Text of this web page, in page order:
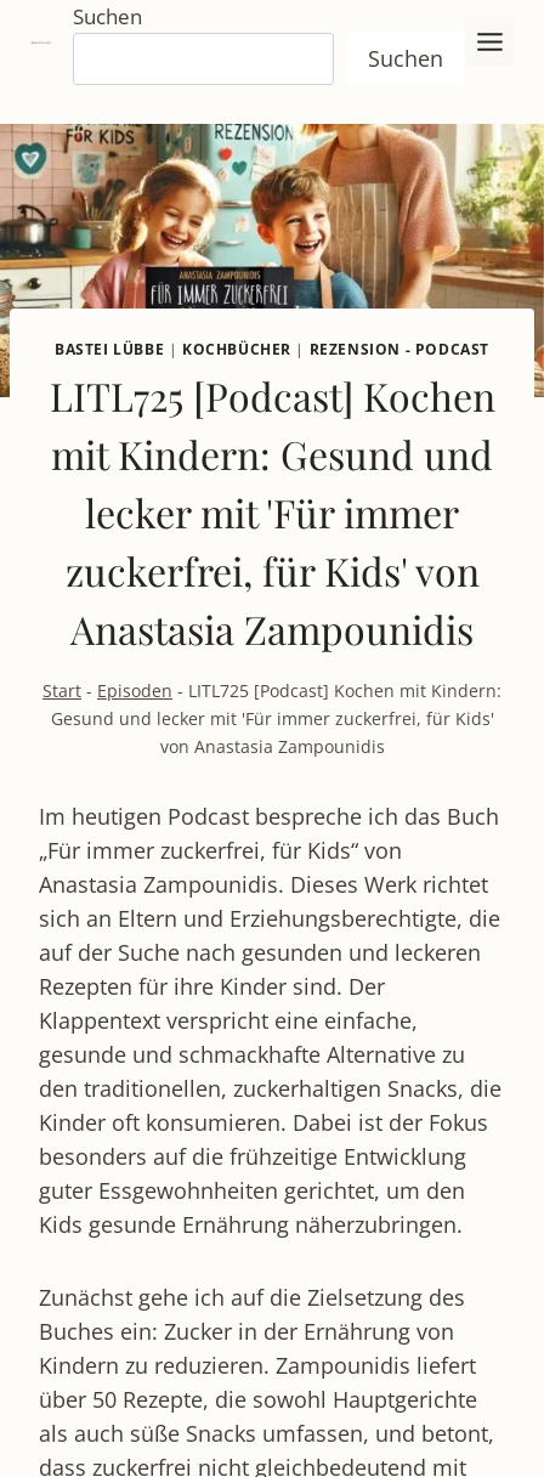
Inhalt
springen
Suchen
Suchen
BASTEI LÜBBE | KOCHBÜCHER | REZENSION - PODCAST
LITL725 [Podcast] Kochen
mit Kindern: Gesund und
lecker mit 'Für immer
zuckerfrei, für Kids' von
Anastasia Zampounidis
Start - Episoden - LITL725 [Podcast] Kochen mit Kindern:
Gesund und lecker mit 'Für immer zuckerfrei, für Kids'
von Anastasia Zampounidis
Im heutigen Podcast bespreche ich das Buch
„Für immer zuckerfrei, für Kids“ von
Anastasia Zampounidis. Dieses Werk richtet
sich an Eltern und Erziehungsberechtigte, die
auf der Suche nach gesunden und leckeren
Rezepten für ihre Kinder sind. Der
Klappentext verspricht eine einfache,
gesunde und schmackhafte Alternative zu
den traditionellen, zuckerhaltigen Snacks, die
Kinder oft konsumieren. Dabei ist der Fokus
besonders auf die frühzeitige Entwicklung
guter Essgewohnheiten gerichtet, um den
Kids gesunde Ernährung näherzubringen.
Zunächst gehe ich auf die Zielsetzung des
Buches ein: Zucker in der Ernährung von
Kindern zu reduzieren. Zampounidis liefert
über 50 Rezepte, die sowohl Hauptgerichte
als auch süße Snacks umfassen, und betont,
dass zuckerfrei nicht gleichbedeutend mit